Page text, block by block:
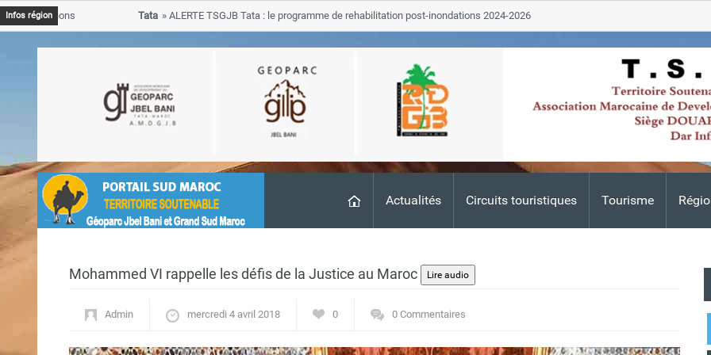
Actualités Circuits touristiques Tourisme
Infos région
ALERTE TSGJB Tata : le programme de rehabilitation post-inondations 2024-2026
progresse dans les zones sinistrees
ALERTE TSGJB Tata :
Adis
Mohammed VI rappelle les défis de la Justice au Maroc
Admin mercredi 4 avril 2018 0 0 Commentaires